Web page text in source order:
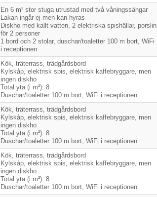
En 6 m² stor stuga utrustad med två våningssängar
Lakan ingår ej men kan hyras
Diskho med kallt vatten, 2 elektriska spishällar, porslin
för 2 personer
1 bord och 2 stolar, duschar/toaletter 100 m bort, WiFi
i receptionen
Kök, träterrass, trädgårdsbord
Kylskåp, elektrisk spis, elektrisk kaffebryggare, men
ingen diskho
Total yta (i m²): 8
Duschar/toaletter 100 m bort, WiFi i receptionen
Kök, träterrass, trädgårdsbord
Kylskåp, elektrisk spis, elektrisk kaffebryggare, men
ingen diskho
Total yta (i m²): 8
Duschar/toaletter 100 m bort, WiFi i receptionen
Kök, träterrass, trädgårdsbord
Kylskåp, elektrisk spis, elektrisk kaffebryggare, men
ingen diskho
Total yta (i m²): 8
Duschar/toaletter 100 m bort, WiFi i receptionen